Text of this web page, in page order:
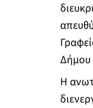
Δήμου
Η